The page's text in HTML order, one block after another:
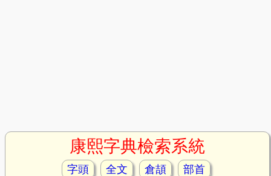
康熙字典檢索系統
字頭 全文 倉頡
部首